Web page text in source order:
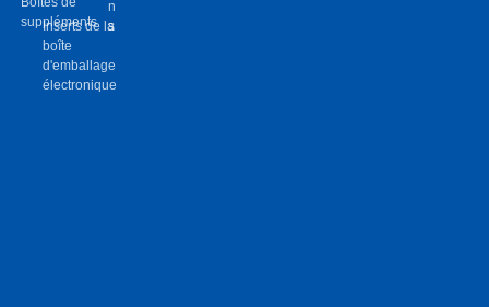
suppléments
Inserts de la
boîte
d'emballage
électronique
n
s